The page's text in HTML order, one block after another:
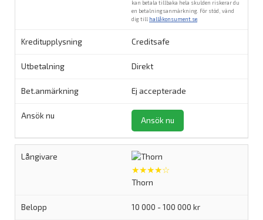
kan betala tillbaka hela skulden riskerar du
en betalningsanmärkning. För stöd, vänd
dig till hallåkonsument.se
Creditsafe
Direkt
Ej accepterade
Ansök nu
★★★★☆
Thorn
10 000 - 100 000 kr